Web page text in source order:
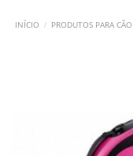
INÍCIO / PRODUTOS PARA CÃO